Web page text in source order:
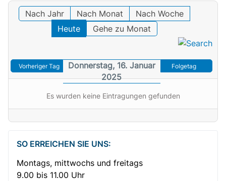
Nach Jahr Nach Monat
Nach Woche
Heute
Gehe zu Monat
Vorheriger Tag
Donnerstag, 16. Januar
2025
Folgetag
Es wurden keine Eintragungen gefunden
SO ERREICHEN SIE UNS:
Montags, mittwochs und freitags
9.00 bis 11.00 Uhr